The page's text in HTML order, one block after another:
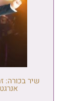
שיר בכורה: